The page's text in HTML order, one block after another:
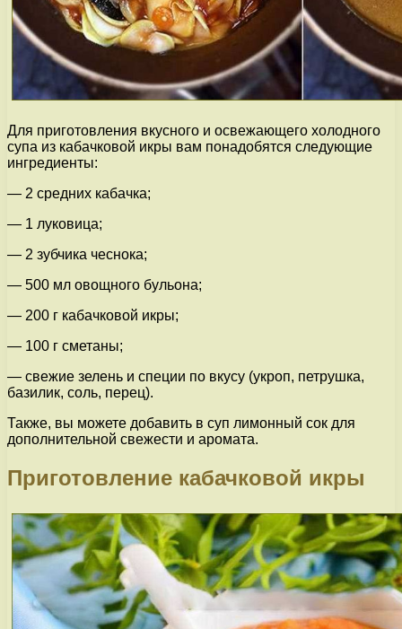
Для приготовления вкусного и освежающего холодного
супа из кабачковой икры вам понадобятся следующие
ингредиенты:
— 2 средних кабачка;
— 1 луковица;
— 2 зубчика чеснока;
— 500 мл овощного бульона;
— 200 г кабачковой икры;
— 100 г сметаны;
— свежие зелень и специи по вкусу (укроп, петрушка,
базилик, соль, перец).
Также, вы можете добавить в суп лимонный сок для
дополнительной свежести и аромата.
Приготовление кабачковой икры